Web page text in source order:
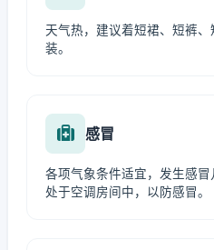
天气热，建议着短裙、短裤
装。
感冒
各项气象条件适宜，发生感
处于空调房间中，以防感冒。